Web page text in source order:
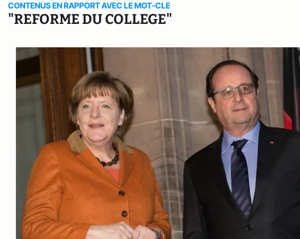
CONTENUS EN RAPPORT AVEC LE MOT-CLE
"REFORME DU COLLEGE"